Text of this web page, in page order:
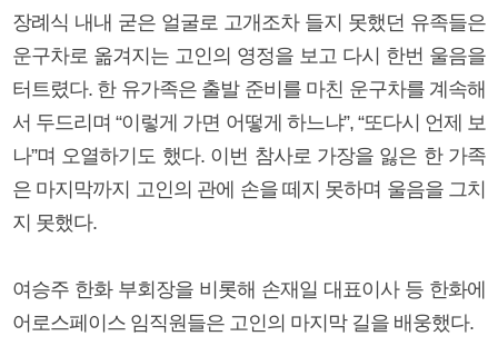
장례식 내내 굳은 얼굴로 고개조차 들지 못했던 유족들은
운구차로 옮겨지는 고인의 영정을 보고 다시 한번 울음을
터트렸다. 한 유가족은 출발 준비를 마친 운구차를 계속해
서 두드리며 “이렇게 가면 어떻게 하느냐”, “또다시 언제 보
나”며 오열하기도 했다. 이번 참사로 가장을 잃은 한 가족
은 마지막까지 고인의 관에 손을 떼지 못하며 울음을 그치
지 못했다.
여승주 한화 부회장을 비롯해 손재일 대표이사 등 한화에
어로스페이스 임직원들은 고인의 마지막 길을 배웅했다.